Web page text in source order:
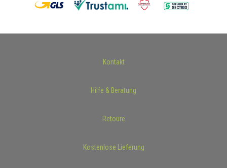
Kontakt
Hilfe & Beratung
Retoure
Kostenlose Lieferung